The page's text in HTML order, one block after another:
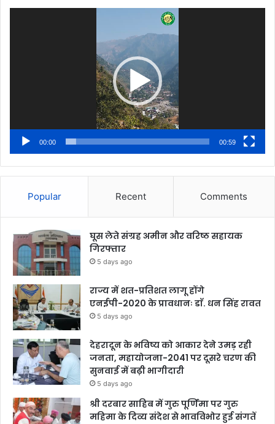
00:00 00:59
Popular Recent Comments
घूस लेते संग्रह अमीन और वरिष्ठ सहायक
गिरफ्तार
5 days ago
राज्य में शत-प्रतिशत लागू होंगे
एनईपी-2020 के प्रावधानः डाॅ. धन सिंह रावत
5 days ago
देहरादून के भविष्य को आकार देने उमड़ रही
जनता, महायोजना-2041 पर दूसरे चरण की
सुनवाई में बढ़ी भागीदारी
5 days ago
श्री दरबार साहिब में गुरु पूर्णिमा पर गुरु
महिमा के दिव्य संदेश से भावविभोर हुई संगतें